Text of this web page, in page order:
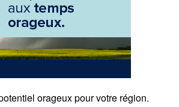
orageux pour votre région.